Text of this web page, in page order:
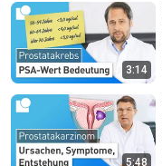
3:14
5:48